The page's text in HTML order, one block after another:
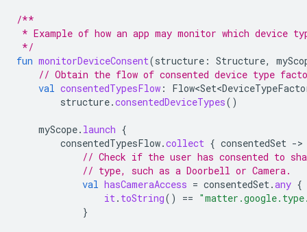
/**
* Example of how an app may monitor which device
*/
fun monitorDeviceConsent(structure : Structure,
// Obtain the flow of consented device type
val consentedTypesFlow :
structure.consentedDeviceTypes()
myScope. launch {
consentedTypesFlow.collect { consentedSet -
// Check if the user has consented to
// type, such as a Doorbell or Camera.
val hasCameraAccess = consentedSet.any {
it. toString() ==
}